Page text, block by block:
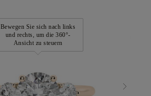
Bewegen Sie sich nach links
und rechts, um die 360°-
Ansicht zu steuern